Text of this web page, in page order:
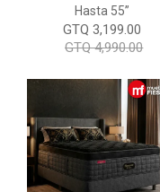
Hasta 55”
GTQ 3,199.00
GTQ 4,990.00